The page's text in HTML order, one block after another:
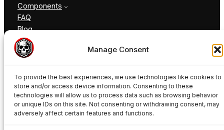
Manage Consent
To provide the best experiences, we use technologies like cookies to
store and/or access device information. Consenting to these
technologies will allow us to process data such as browsing behavior
or unique IDs on this site. Not consenting or withdrawing consent, may
adversely affect certain features and functions.
Components
FAQ
Blog
Contact
© Freakynuts ®